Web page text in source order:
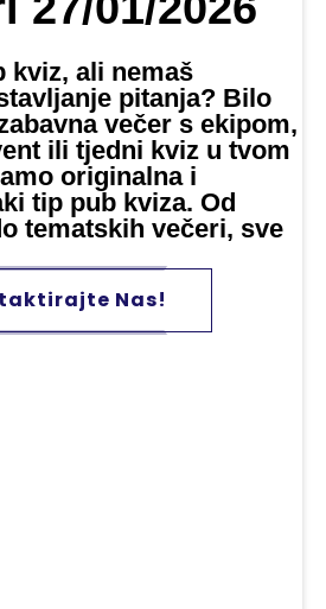
kviz, ali nemaš
pitanja? Bilo
večer s ekipom,
ili tjedni kviz u tvom
originalna i
tip pub kviza. Od
tematskih večeri, sve
Nas!